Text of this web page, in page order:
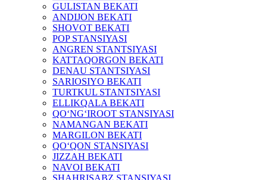
GULISTAN BEKATI
ANDIJON BEKATI
SHOVOT BEKATI
POP STANSIYASI
ANGREN STANTSIYASI
KATTAQORGON BEKATI
DENAU STANTSIYASI
SARIOSIYO BEKATI
TURTKUL STANTSIYASI
ELLIKQALA BEKATI
QO‘NG‘IROOT STANSIYASI
NAMANGAN BEKATI
MARGILON BEKATI
QO‘QON STANSIYASI
JIZZAH BEKATI
NAVOI BEKATI